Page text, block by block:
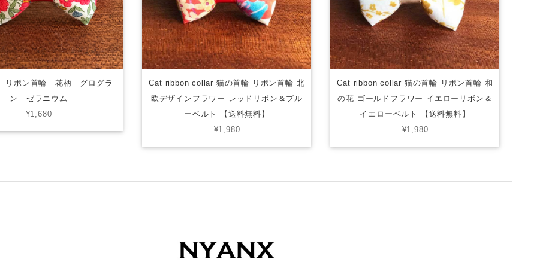
リボン首輪 花柄 グログラ
ン ゼラニウム
¥1,680
Cat ribbon collar 猫の首輪 リボン首輪 北
欧デザインフラワー レッドリボン＆ブル
ーベルト 【送料無料】
¥1,980
Cat ribbon collar 猫の首輪 リボン首輪 和
の花 ゴールドフラワー イエローリボン＆
イエローベルト 【送料無料】
¥1,980